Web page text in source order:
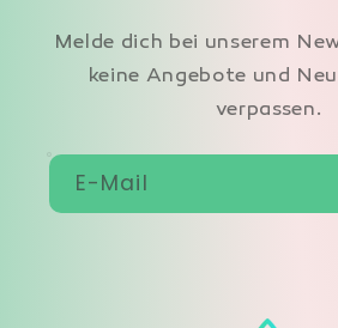
Melde dich bei unserem
keine Angebote und
verpassen.
E-Mail